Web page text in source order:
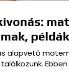
példák
alapvető